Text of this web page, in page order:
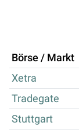
Börse / Markt
Xetra
Tradegate
Stuttgart